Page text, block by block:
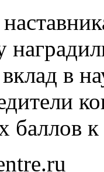
в
баллов